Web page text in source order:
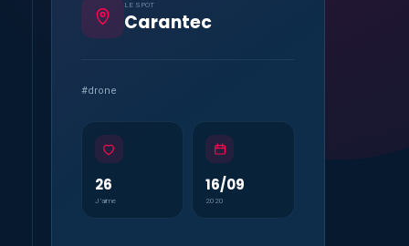
LE SPOT
Carantec
#drone
26
J’aime
16/09
2020